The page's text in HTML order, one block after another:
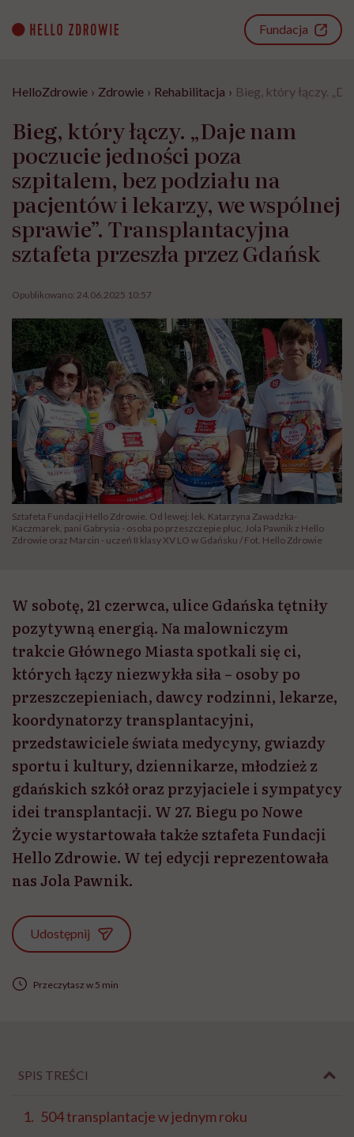
content
Fundacja
HelloZdrowie › Zdrowie › Rehabilitacja › Bieg, który łączy.
Bieg, który łączy. „Daje nam
poczucie jedności poza
szpitalem, bez podziału na
pacjentów i lekarzy, we wspólnej
sprawie”. Transplantacyjna
sztafeta przeszła przez Gdańsk
Opublikowano: 24.06.2025 10:57
Sztafeta Fundacji Hello Zdrowie. Od lewej: lek. Katarzyna Zawadzka-
Kaczmarek, pani Gabrysia - osoba po przeszczepie płuc, Jola Pawnik z Hello
Zdrowie oraz Marcin - uczeń II klasy XV LO w Gdańsku / Fot. Hello Zdrowie
W sobotę, 21 czerwca, ulice Gdańska tętniły
pozytywną energią. Na malowniczym
trakcie Głównego Miasta spotkali się ci,
których łączy niezwykła siła – osoby po
przeszczepieniach, dawcy rodzinni, lekarze,
koordynatorzy transplantacyjni,
przedstawiciele świata medycyny, gwiazdy
sportu i kultury, dziennikarze, młodzież z
gdańskich szkół oraz przyjaciele i sympatycy
idei transplantacji. W 27. Biegu po Nowe
Życie wystartowała także sztafeta Fundacji
Hello Zdrowie. W tej edycji reprezentowała
nas Jola Pawnik.
Udostępnij
Przeczytasz w 5 min
SPIS TREŚCI
504 transplantacje w jednym roku